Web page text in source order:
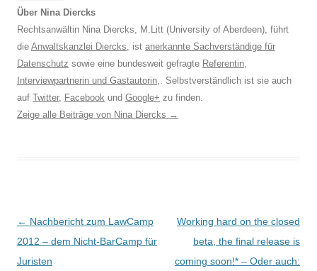
Über Nina Diercks
Rechtsanwältin Nina Diercks, M.Litt (University of Aberdeen), führt
die Anwaltskanzlei Diercks, ist anerkannte Sachverständige für
Datenschutz sowie eine bundesweit gefragte Referentin,
Interviewpartnerin und Gastautorin,. Selbstverständlich ist sie auch
auf Twitter, Facebook und Google+ zu finden.
Zeige alle Beiträge von Nina Diercks →
Beitrags-
Navigation
← Nachbericht zum LawCamp
2012 – dem Nicht-BarCamp für
Juristen
Working hard on the closed
beta, the final release is
coming soon!* – Oder auch: